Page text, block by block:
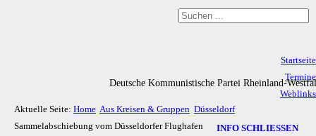
Deutsche Kommunistische Partei Rheinland-
Startseite
Termine
Weblinks
Impressum & Datenschutz
Aktuelle Seite: Home Aus Kreisen & Gruppen Düsseldorf
Sammelabschiebung vom Düsseldorfer Flughafen
INFO SCHLIESSEN